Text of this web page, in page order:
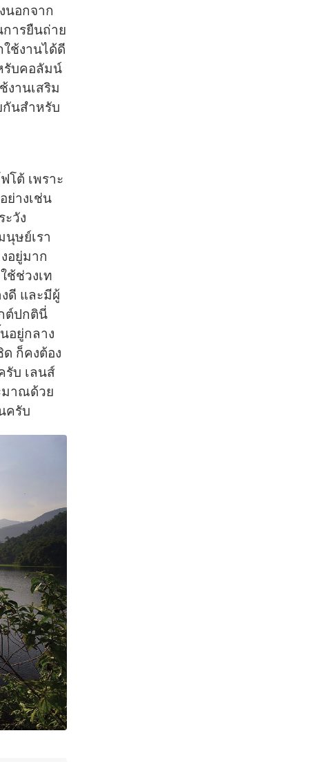
นอกจาก
ารยืนถ่าย
ช้งานได้ดี
รับคอลัมน์
งานเสริม
กันสำหรับ
โต้ เพราะ
ย่างเช่น
วัง
ษย์เรา
อยู่มาก
ช้ช่วงเท
ดี และมีผู้
ต์ปกตินี่
อยู่กลาง
ก็คงต้อง
บ เลนส์
มาณด้วย
ครับ